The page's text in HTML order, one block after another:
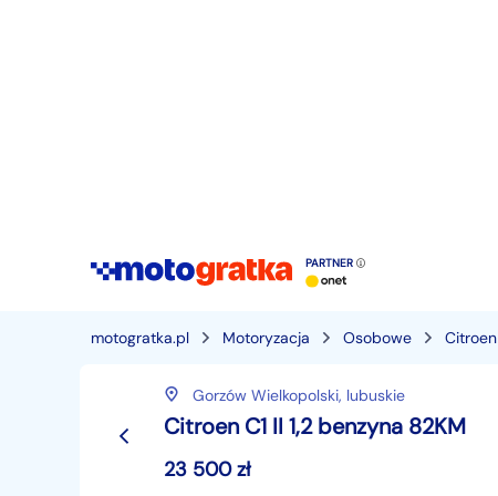
PARTNER
motogratka.pl Motoryzacja Osobowe Citroen
Gorzów Wielkopolski, lubuskie
Citroen C1 II 1,2 benzyna 82KM
23 500zł